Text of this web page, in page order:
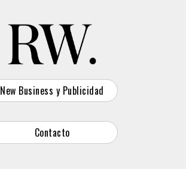
New Business y Publicidad
Contacto